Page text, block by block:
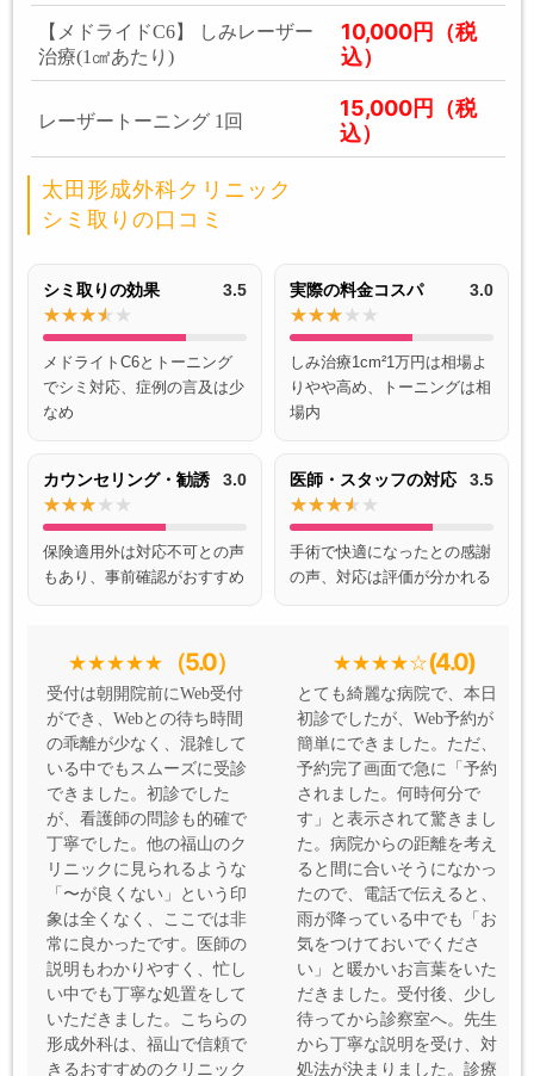
【メドライドC6】 しみレーザー
治療(1㎠あたり)
10,000円（税
込）
レーザートーニング 1回
15,000円（税
込）
太田形成外科クリニック
シミ取りの口コミ
シミ取りの効果 3.5
メドライトC6とトーニング
でシミ対応、症例の言及は少
なめ
実際の料金コスパ 3.0
しみ治療1cm²1万円は相場よ
りやや高め、トーニングは相
場内
カウンセリング・勧誘 3.0
保険適用外は対応不可との声
もあり、事前確認がおすすめ
医師・スタッフの対応 3.5
手術で快適になったとの感謝
の声、対応は評価が分かれる
（5.0）
受付は朝開院前にWeb受付
ができ、Webとの待ち時間
の乖離が少なく、混雑して
いる中でもスムーズに受診
できました。初診でした
が、看護師の問診も的確で
丁寧でした。他の福山のク
リニックに見られるような
「〜が良くない」という印
象は全くなく、ここでは非
常に良かったです。医師の
説明もわかりやすく、忙し
い中でも丁寧な処置をして
いただきました。こちらの
形成外科は、福山で信頼で
きるおすすめのクリニック
(4.0)
とても綺麗な病院で、本日
初診でしたが、Web予約が
簡単にできました。ただ、
予約完了画面で急に「予約
されました。何時何分で
す」と表示されて驚きまし
た。病院からの距離を考え
ると間に合いそうになかっ
たので、電話で伝えると、
雨が降っている中でも「お
気をつけておいでくださ
い」と暖かいお言葉をいた
だきました。受付後、少し
待ってから診察室へ。先生
から丁寧な説明を受け、対
処法が決まりました。診療